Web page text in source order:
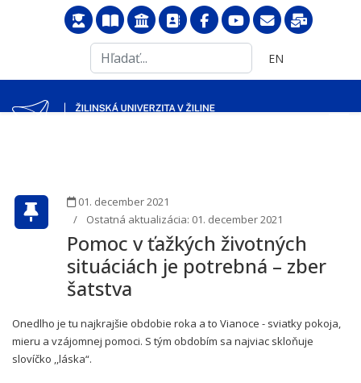
...
Vyberte váš jazyk
EN
01. december 2021
Ostatná aktualizácia: 01. december 2021
Pomoc v ťažkých životných
situáciách je potrebná – zber
šatstva
Onedlho je tu najkrajšie obdobie roka a to Vianoce - sviatky pokoja,
mieru a vzájomnej pomoci. S tým obdobím sa najviac skloňuje
slovíčko ,,láska“.